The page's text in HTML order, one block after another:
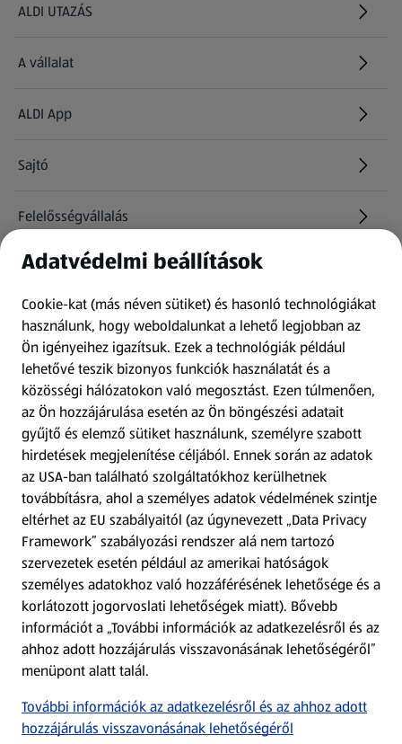
ALDI UTAZÁS
(új oldalon nyílik meg)
A vállalat
ALDI App
Sajtó
Felelősségvállalás
Információk
Kérdőív
Fizetési lehetőségek
ALDI utalványok
Árcsökkentés
Adattörlő alkalmazás
Szervizpont
(új oldalon nyílik meg)
Fedezz fel minket az interneten!
Töltsd le az ALDI Magyarország applikációt!
Adatvédelmi beállítások
Cookie-kat (más néven sütiket) és hasonló technológiákat
használunk, hogy weboldalunkat a lehető legjobban az
Ön igényeihez igazítsuk. Ezek a technológiák például
lehetővé teszik bizonyos funkciók használatát és a
közösségi hálózatokon való megosztást. Ezen túlmenően,
az Ön hozzájárulása esetén az Ön böngészési adatait
gyűjtő és elemző sütiket használunk, személyre szabott
hirdetések megjelenítése céljából. Ennek során az adatok
az USA-ban található szolgáltatókhoz kerülhetnek
továbbításra, ahol a személyes adatok védelmének szintje
eltérhet az EU szabályaitól (az úgynevezett „Data Privacy
Framework” szabályozási rendszer alá nem tartozó
szervezetek esetén például az amerikai hatóságok
személyes adatokhoz való hozzáférésének lehetősége és a
korlátozott jogorvoslati lehetőségek miatt). Bővebb
információt a „További információk az adatkezelésről és az
ahhoz adott hozzájárulás visszavonásának lehetőségéről”
menüpont alatt talál.
További információk az adatkezelésről és az ahhoz adott
hozzájárulás visszavonásának lehetőségéről